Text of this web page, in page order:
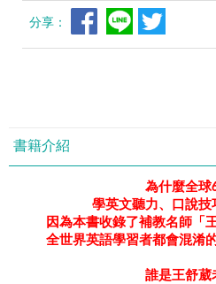
分享：
書籍介紹
為什麼全球
學英文聽力、口說技
因為本書收錄了補教名師「
全世界英語學習者都會混淆
誰是王舒葳